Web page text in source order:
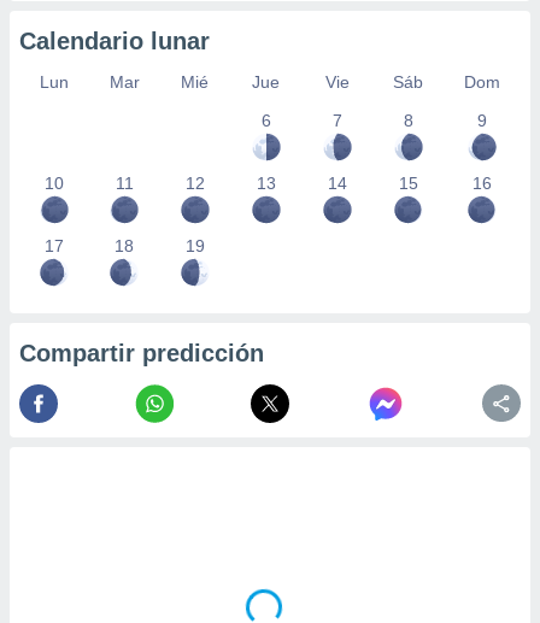
Calendario lunar
Lun Mar Mié Jue Vie Sáb
Dom
6
7 8 9
10 11 12 13 14 15 16
17 18 19
Compartir predicción